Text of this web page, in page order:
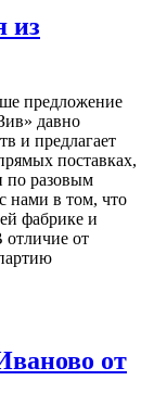
из
предложение
давно
и предлагает
поставках,
по разовым
нами в том, что
фабрике и
отличие от
от